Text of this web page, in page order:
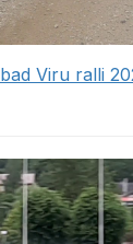
Viru ralli